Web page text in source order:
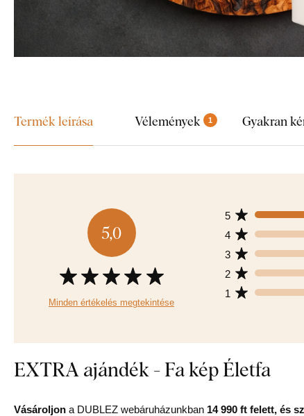
Termék leírása Vélemények 1 Gyakran
5,0
Minden értékelés megtekintése
1
2
3
4
5
EXTRA ajándék - Fa kép Életfa
Vásároljon a DUBLEZ webáruházunkban 14 990 ft felett, és